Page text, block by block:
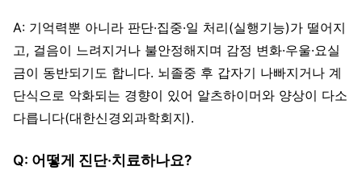
A: 기억력뿐 아니라 판단·집중·일 처리(실행기능)가 떨어지
고, 걸음이 느려지거나 불안정해지며 감정 변화·우울·요실
금이 동반되기도 합니다. 뇌졸중 후 갑자기 나빠지거나 계
단식으로 악화되는 경향이 있어 알츠하이머와 양상이 다소
다릅니다(대한신경외과학회지).
Q: 어떻게 진단·치료하나요?